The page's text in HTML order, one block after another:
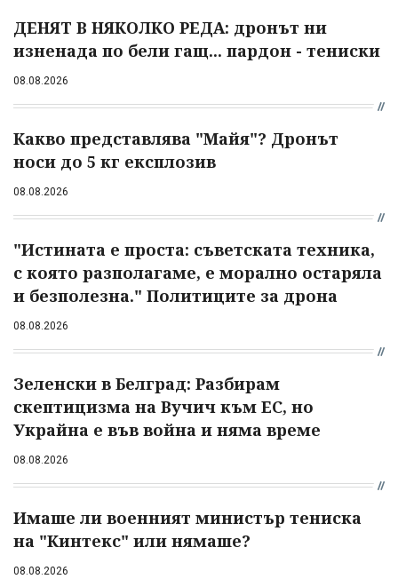
ДЕНЯТ В НЯКОЛКО РЕДА: дронът ни
изненада по бели гащ... пардон - тениски
08.08.2026
Какво представлява "Майя"? Дронът
носи до 5 кг експлозив
08.08.2026
"Истината е проста: съветската техника,
с която разполагаме, е морално остаряла
и безполезна." Политиците за дрона
08.08.2026
Зеленски в Белград: Разбирам
скептицизма на Вучич към ЕС, но
Украйна е във война и няма време
08.08.2026
Имаше ли военният министър тениска
на "Кинтекс" или нямаше?
08.08.2026